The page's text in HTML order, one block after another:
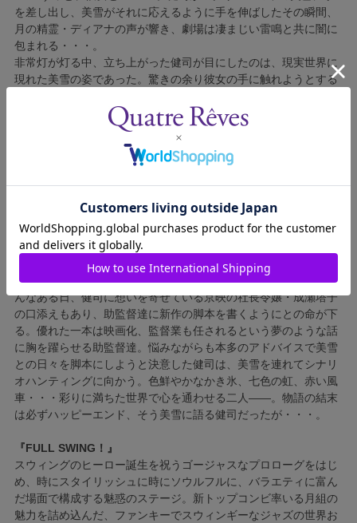
を差し出し、美雪がそれに応えるように手を伸ばしたその瞬間、
月の精霊・ディアナの声が響き、劇場は凄まじい雷鳴と共に闇に
包まれる・・・。
非常灯が灯る中、立ち上がった健司が目にしたのは、現実世界に
現れた美雪の姿であった。驚きの余り彼女の手に触れようとする
う。健司は誰にも見つからないように彼女を上着で隠して自分が
住むアパートへと連れて帰るのだった。初めて目にするカラフル
な"色"の世界に目を輝かせる美雪。外へ出かけてもっと色々なも
のを見てみたい・・・美雪は健司が働く撮影所に案内するよう命
シリーズの新作『怪奇!妖怪とハンサムガイ』の撮影が始まろうと
していた。俊藤に対しても怯むことのない美雪。彼女の自由奔放
な振る舞いで撮影現場は大混乱、健司は爆弾魔の疑いまでかけら
れてしまう。勝ち気でお転婆な美雪の言動に振り回されながら
も、同じ時を過ごす中で、健司は益々美雪に心惹かれていく。そ
んなある日、健司に想いを寄せている京映の社長令嬢・成瀬塔子
の口添えもあり、助監督達に新作の脚本を書くようにとの命が下
る。優れた一本は映画化、監督業も任されるという夢のような話
に胸を躍らせる助監督達。悩みながらも本多のアドバイスで美雪
との日々を脚本にしようと決意した健司は、美雪を連れてシナリ
オハンティングに向かう。色鮮やかなかき氷、七色の虹、赤い風
車・・・彩りに満ちた世界で心を通わせる二人――。物語の結末
は必ずハッピーエンド、そう美雪に語る健司だったが・・・。
『FULL SWING！』
スウィングのヒーロー誕生を祝うゴージャスなプロローグをはじ
め、時にスタイリッシュに時にソウルフルに、バラエティに富ん
だ場面で構成する魅惑のステージ。新トップコンビ率いる月組の
魅力を詰め込んだ、ファンキーでスウィンギーなジャズの世界お